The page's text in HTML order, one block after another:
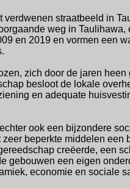
straatbeeld in
weg in Taulihawa,
en 2019 en vormen een
zich door de jaren
besloot de lokale
en adequate
ook een bijzondere
beperkte middelen een
creëerde, een
gebouwen een eigen
economie en sociale